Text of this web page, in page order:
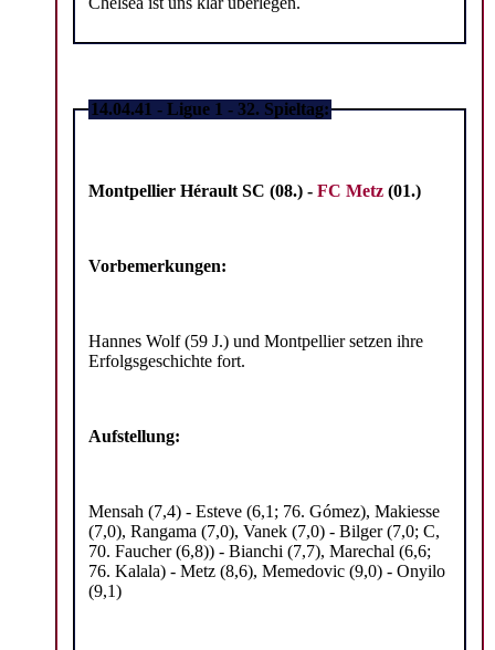
14.04.41 - Ligue 1 - 32. Spieltag:
Montpellier Hérault SC (08.) - FC Metz (01.)
Vorbemerkungen:
Hannes Wolf (59 J.) und Montpellier setzen ihre
Erfolgsgeschichte fort.
Aufstellung:
Mensah (7,4) - Esteve (6,1; 76. Gómez), Makiesse
(7,0), Rangama (7,0), Vanek (7,0) - Bilger (7,0; C,
70. Faucher (6,8)) - Bianchi (7,7), Marechal (6,6;
76. Kalala) - Metz (8,6), Memedovic (9,0) - Onyilo
(9,1)